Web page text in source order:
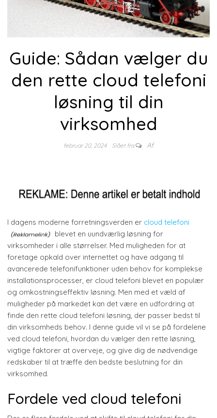
Guide: Sådan vælger du
den rette cloud telefoni
løsning til din
virksomhed
februar 20, 2024 Slået fra Af
I dagens moderne forretningsverden er cloud telefoni
blevet en uundværlig løsning for
virksomheder i alle størrelser. Med muligheden for at
foretage opkald over internettet og have adgang til
avancerede telefonifunktioner uden behov for komplekse
installationsprocesser, er cloud telefoni blevet en populær
og omkostningseffektiv løsning. Men med et væld af
muligheder på markedet kan det være en udfordring at
finde den rette cloud telefoni løsning, der passer bedst til
din virksomheds behov. I denne guide vil vi se på fordelene
ved cloud telefoni, hvordan du vælger den rette løsning,
vigtige faktorer at overveje, og give dig de nødvendige
redskaber til at træffe den bedste beslutning for din
virksomhed.
Fordele ved cloud telefoni